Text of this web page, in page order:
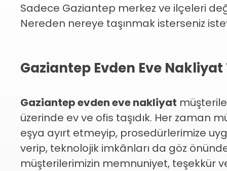
Sadece Gaziantep merkez ve ilçeleri
Nereden nereye taşınmak isterseniz
Gaziantep Evden Eve
Gaziantep evden eve nakliyat
üzerinde ev ve ofis taşıdık. Her zaman
eşya ayırt etmeyip, prosedürlerimize
verip, teknolojik imkânları da göz
müşterilerimizin memnuniyet, teşekkür